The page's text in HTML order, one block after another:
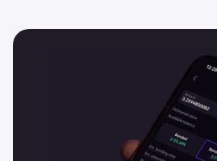
adaptés à votre zone.